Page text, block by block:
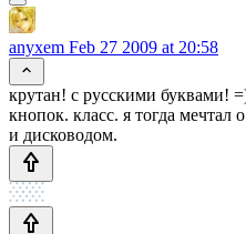
anyxem Feb 27 2009 at 20:58
крутан! с русскими буквами!
кнопок. класс. я тогда
и дисководом.